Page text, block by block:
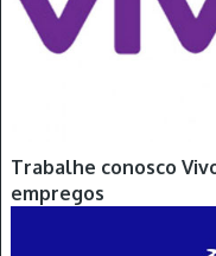
Trabalhe conosco
empregos